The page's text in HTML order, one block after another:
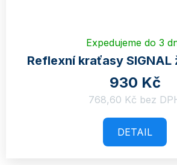
Expedujeme do 3
Reflexní kraťasy
930 Kč
768,60 Kč bez
DETAIL